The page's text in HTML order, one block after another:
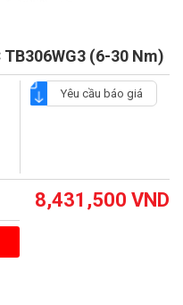
(6-30 Nm)
Yêu cầu báo giá
8,431,500 VND